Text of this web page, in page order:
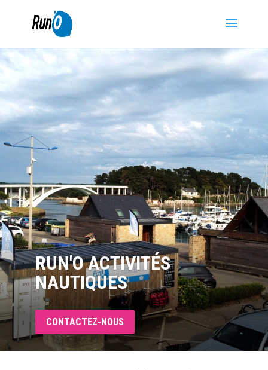
RUN'O ACTIVITÉS
NAUTIQUES
CONTACTEZ-NOUS